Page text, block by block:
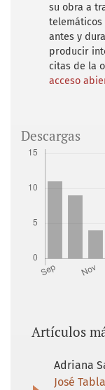
su obra a
telemáticos
antes y
producir
citas de la
acceso
Descargas
Artículos
Adriana
José